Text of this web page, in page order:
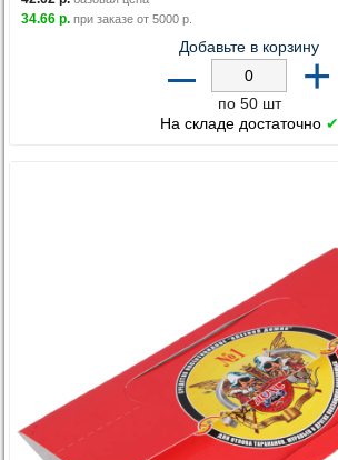
34.66 р. при заказе от5000 р.
Добавьте в корзину
– +
по 50 шт
На складе достаточно ✔